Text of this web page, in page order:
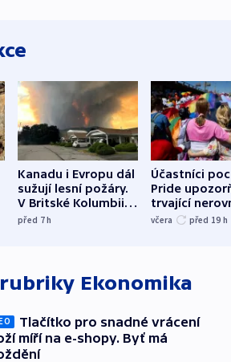
Kanadu i Evropu dál
sužují lesní požáry.
V Britské Kolumbii
evakuovali tisíce lidí
před 7h
Účastníci
Pride
trvající
včera před 19 h
Ekonomika
Tlačítko pro snadné vrácení
míří na e-shopy. Byť má